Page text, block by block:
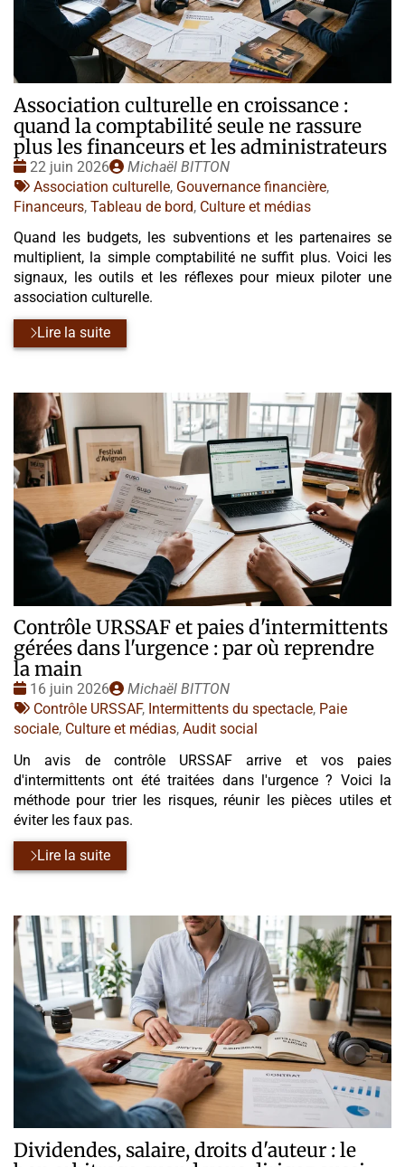
Association culturelle en croissance :
quand la comptabilité seule ne rassure
plus les financeurs et les administrateurs
Date
:
22 juin 2026
Publié
par
Michaël BITTON
Tags
:
Association culturelle, Gouvernance financière,
Financeurs, Tableau de bord, Culture et médias
Quand les budgets, les subventions et les partenaires se
multiplient, la simple comptabilité ne suffit plus. Voici les
signaux, les outils et les réflexes pour mieux piloter une
association culturelle.
Lire la suite
Contrôle URSSAF et paies d'intermittents
gérées dans l'urgence : par où reprendre
la main
Date
:
16 juin 2026
Publié
par
Michaël BITTON
Tags
:
Contrôle URSSAF, Intermittents du spectacle, Paie
sociale, Culture et médias, Audit social
Un avis de contrôle URSSAF arrive et vos paies
d'intermittents ont été traitées dans l'urgence ? Voici la
méthode pour trier les risques, réunir les pièces utiles et
éviter les faux pas.
Lire la suite
Dividendes, salaire, droits d'auteur : le